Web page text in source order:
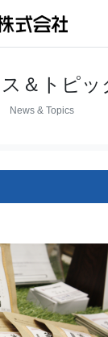
＆トピッ
News & Topics